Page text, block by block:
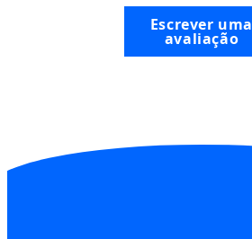
Escrever uma
avaliação